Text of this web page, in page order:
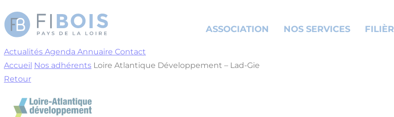
ASSOCIATION NOS SERVICES
Actualités Agenda Annuaire Contact
Accueil Nos adhérents Loire Atlantique Développement – Lad-Gie
Retour